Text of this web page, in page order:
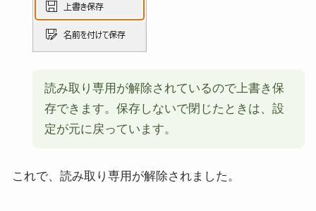
読み取り専用が解除されているので上書き保
存できます。保存しないで閉じたときは、設
定が元に戻っています。
これで、読み取り専用が解除されました。